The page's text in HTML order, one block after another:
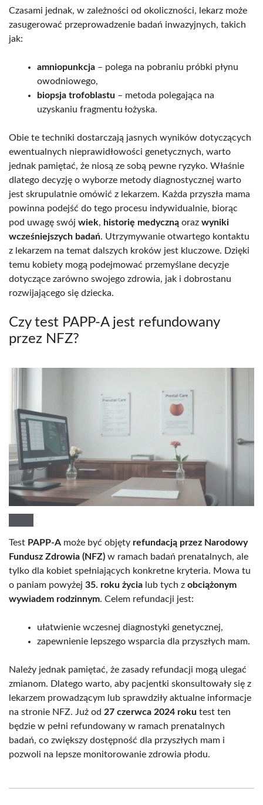
Czasami jednak, w zależności od okoliczności, lekarz może
zasugerować przeprowadzenie badań inwazyjnych, takich
jak:
amniopunkcja – polega na pobraniu próbki płynu
owodniowego,
biopsja trofoblastu – metoda polegająca na
uzyskaniu fragmentu łożyska.
Obie te techniki dostarczają jasnych wyników dotyczących
ewentualnych nieprawidłowości genetycznych, warto
jednak pamiętać, że niosą ze sobą pewne ryzyko. Właśnie
dlatego decyzję o wyborze metody diagnostycznej warto
jest skrupulatnie omówić z lekarzem. Każda przyszła mama
powinna podejść do tego procesu indywidualnie, biorąc
pod uwagę swój wiek, historię medyczną oraz wyniki
wcześniejszych badań. Utrzymywanie otwartego kontaktu
z lekarzem na temat dalszych kroków jest kluczowe. Dzięki
temu kobiety mogą podejmować przemyślane decyzje
dotyczące zarówno swojego zdrowia, jak i dobrostanu
rozwijającego się dziecka.
Czy test PAPP-A jest refundowany
przez NFZ?
Test PAPP-A może być objęty refundacją przez Narodowy
Fundusz Zdrowia (NFZ) w ramach badań prenatalnych, ale
tylko dla kobiet spełniających konkretne kryteria. Mowa tu
o paniam powyżej 35. roku życia lub tych z obciążonym
wywiadem rodzinnym. Celem refundacji jest:
ułatwienie wczesnej diagnostyki genetycznej,
zapewnienie lepszego wsparcia dla przyszłych mam.
Należy jednak pamiętać, że zasady refundacji mogą ulegać
zmianom. Dlatego warto, aby pacjentki skonsultowały się z
lekarzem prowadzącym lub sprawdziły aktualne informacje
na stronie NFZ. Już od 27 czerwca 2024 roku test ten
będzie w pełni refundowany w ramach prenatalnych
badań, co zwiększy dostępność dla przyszłych mam i
pozwoli na lepsze monitorowanie zdrowia płodu.